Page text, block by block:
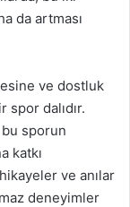
da artması
ve dostluk
spor dalıdır.
sporun
katkı
ve anılar
deneyimler